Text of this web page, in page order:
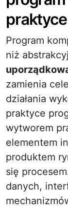
praktyce
Program
niż
zamienia
działania
praktyce
wytworem
elementem
produktem
się
danych,